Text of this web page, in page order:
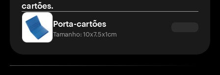
cartões.
Porta-cartões
Tamanho: 10x7.5x1cm